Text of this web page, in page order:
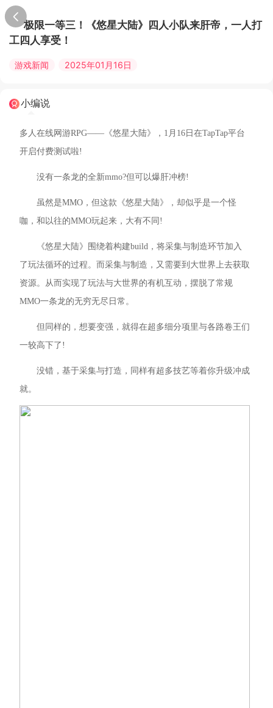
极限一等三！《悠星大陆》四人小队来肝帝，一人打
工四人享受！
游戏新闻 2025年01月16日
小编说
多人在线网游RPG——《悠星大陆》，1月16日在TapTap平台
开启付费测试啦!
没有一条龙的全新mmo?但可以爆肝冲榜!
虽然是MMO，但这款《悠星大陆》，却似乎是一个怪
咖，和以往的MMO玩起来，大有不同!
《悠星大陆》围绕着构建build，将采集与制造环节加入
了玩法循环的过程。而采集与制造，又需要到大世界上去获取
资源。从而实现了玩法与大世界的有机互动，摆脱了常规
MMO一条龙的无穷无尽日常。
但同样的，想要变强，就得在超多细分项里与各路卷王们
一较高下了!
没错，基于采集与打造，同样有超多技艺等着你升级冲成
就。